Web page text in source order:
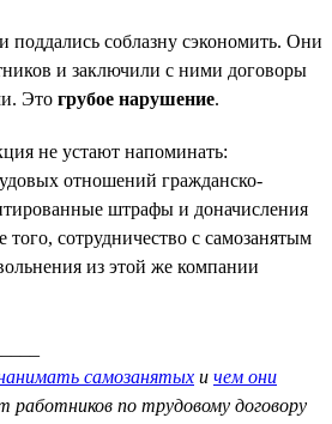
поддались соблазну сэкономить. Они
и заключили с ними договоры
Это грубое нарушение.
не устают напоминать:
отношений гражданско-
штрафы и доначисления
того, сотрудничество с самозанятым
из этой же компании
самозанятых и чем они
работников по трудовому договору